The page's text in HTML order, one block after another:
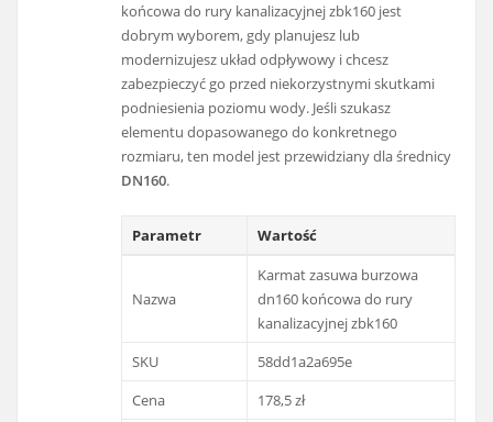
końcowa do rury kanalizacyjnej zbk160 jest
dobrym wyborem, gdy planujesz lub
modernizujesz układ odpływowy i chcesz
zabezpieczyć go przed niekorzystnymi skutkami
podniesienia poziomu wody. Jeśli szukasz
elementu dopasowanego do konkretnego
rozmiaru, ten model jest przewidziany dla średnicy
DN160.
Parametr Wartość
Nazwa
Karmat zasuwa burzowa
dn160 końcowa do rury
kanalizacyjnej zbk160
SKU
58dd1a2a695e
Cena
178,5 zł